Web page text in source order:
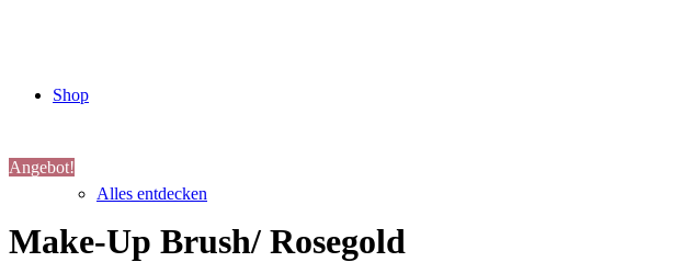
Shop
Alles entdecken
Angebot!
Make-Up Brush/ Rosegold